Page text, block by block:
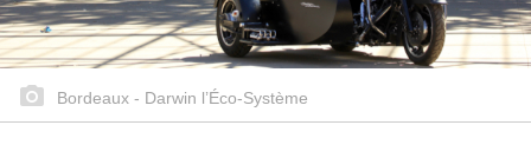
Bordeaux - Darwin l’Éco-Système